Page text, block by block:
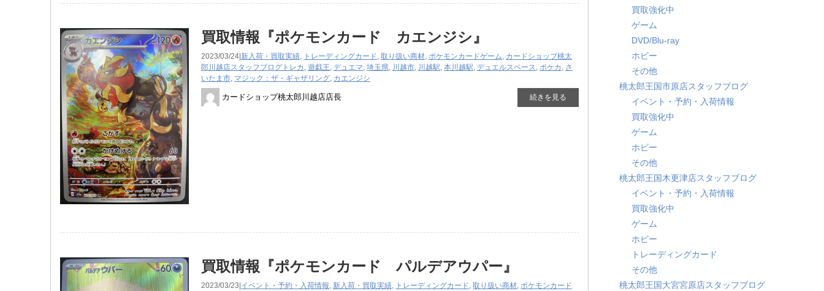
買取情報『ポケモンカード カエンジシ』
2023/03/24|新入荷・買取実績 トレーディングカード 取り扱い商材 ポケモンカードゲーム カードショップ桃太
郎川越店スタッフブログ トレカ 遊戯王 デュエマ 埼玉県 川越市 川越駅 本川越駅 デュエルスペース ポケカ
さ
いたま市 マジック：ザ・ギャザリング カエンジシ
カードショップ桃太郎川越店店長 続きを見る
買取情報『ポケモンカード パルデアウパー』
2023/03/23|イベント・予約・入荷情報 新入荷・買取実績 トレーディングカード 取り扱い商材 ポケモンカード
買取強化中
ゲーム
DVD/Blu-ray
ホビー
その他
桃太郎王国市原店スタッフブログ
イベント・予約・入荷情報
買取強化中
ゲーム
ホビー
その他
桃太郎王国木更津店スタッフブログ
イベント・予約・入荷情報
買取強化中
ゲーム
ホビー
トレーディングカード
その他
桃太郎王国大宮宮原店スタッフブログ